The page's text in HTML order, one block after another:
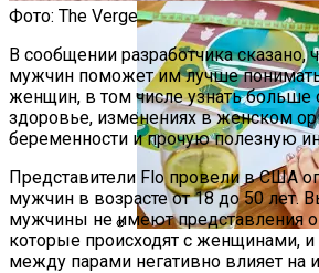
Как Мы Худеем: 8
Фото: The Verge
В сообщении разработчика сказано,
мужчин поможет им лучше
женщин, в том числе узнать
здоровье, изменениях в женском
беременности и прочую полезную
Представители Flo провели в США
мужчин в возрасте от 18 до 50 лет.
мужчины не имеют представления о
которые происходят с женщинами,
между парами негативно влияет на